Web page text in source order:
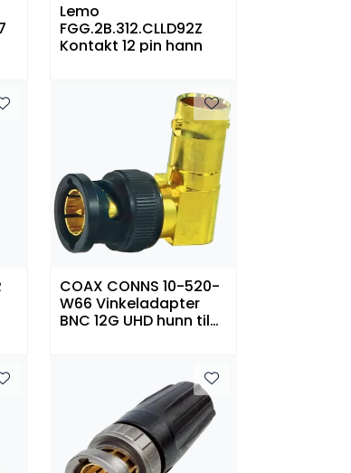
Lemo
FGG.2B.312.CLLD92Z
Kontakt 12 pin hann
COAX CONNS 10-520-
W66 Vinkeladapter
BNC 12G UHD hunn til